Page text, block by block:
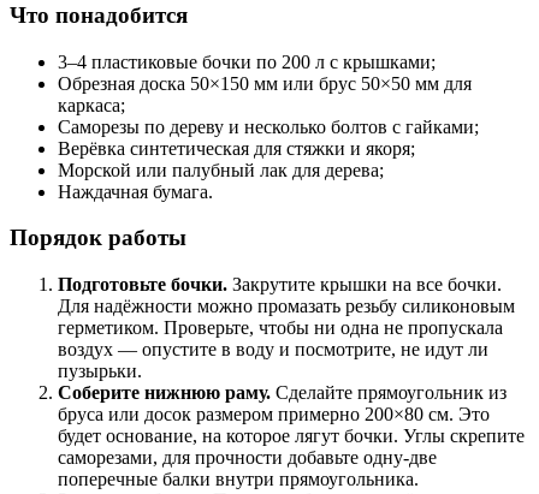
Что понадобится
3–4 пластиковые бочки по 200 л с крышками;
Обрезная доска 50×150 мм или брус 50×50 мм для
каркаса;
Саморезы по дереву и несколько болтов с гайками;
Верёвка синтетическая для стяжки и якоря;
Морской или палубный лак для дерева;
Наждачная бумага.
Порядок работы
Подготовьте бочки. Закрутите крышки на все бочки.
Для надёжности можно промазать резьбу силиконовым
герметиком. Проверьте, чтобы ни одна не пропускала
воздух — опустите в воду и посмотрите, не идут ли
пузырьки.
Соберите нижнюю раму. Сделайте прямоугольник из
бруса или досок размером примерно 200×80 см. Это
будет основание, на которое лягут бочки. Углы скрепите
саморезами, для прочности добавьте одну-две
поперечные балки внутри прямоугольника.